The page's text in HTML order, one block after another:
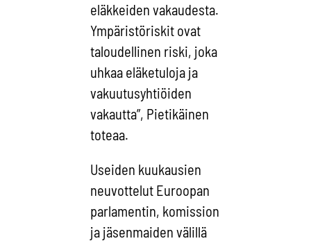
eläkkeiden vakaudesta.
Ympäristöriskit ovat
taloudellinen riski, joka
uhkaa eläketuloja ja
vakuutusyhtiöiden
vakautta”, Pietikäinen
toteaa.
Useiden kuukausien
neuvottelut Euroopan
parlamentin, komission
ja jäsenmaiden välillä